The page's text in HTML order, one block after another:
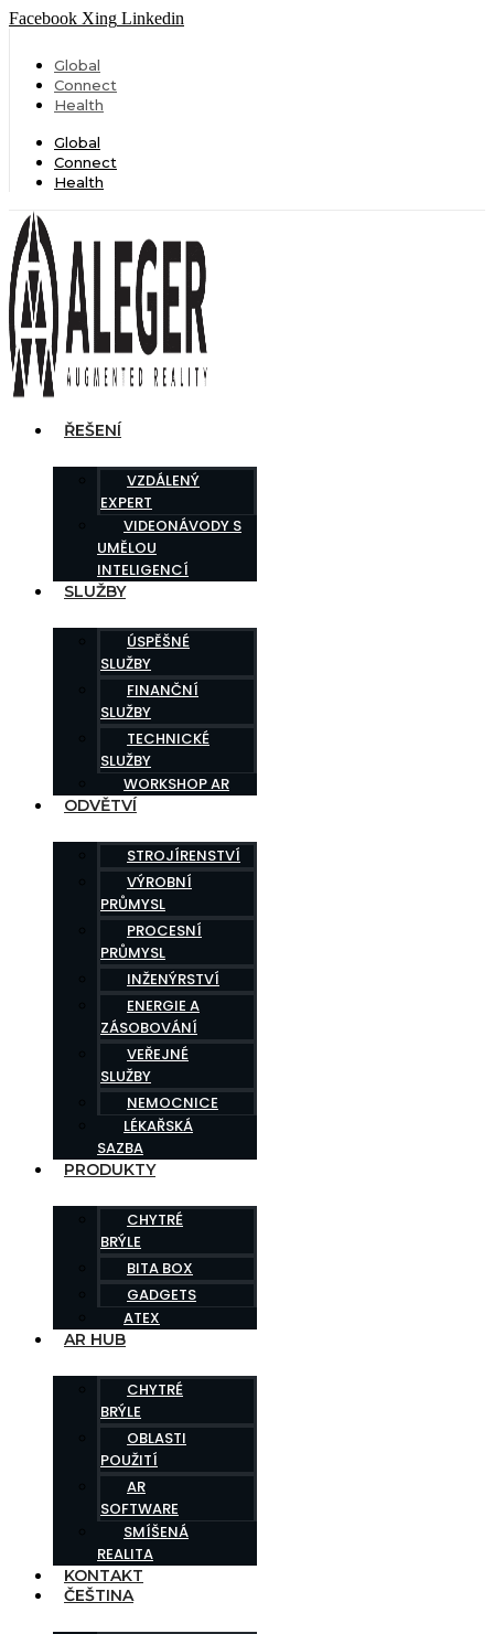
Facebook Xing Linkedin
Global
Connect
Health
Global
Connect
Health
ŘEŠENÍ
VZDÁLENÝ
EXPERT
VIDEONÁVODY S
UMĚLOU
INTELIGENCÍ
SLUŽBY
ÚSPĚŠNÉ
SLUŽBY
FINANČNÍ
SLUŽBY
TECHNICKÉ
SLUŽBY
WORKSHOP AR
ODVĚTVÍ
STROJÍRENSTVÍ
VÝROBNÍ
PRŮMYSL
PROCESNÍ
PRŮMYSL
INŽENÝRSTVÍ
ENERGIE A
ZÁSOBOVÁNÍ
VEŘEJNÉ
SLUŽBY
NEMOCNICE
LÉKAŘSKÁ
SAZBA
PRODUKTY
CHYTRÉ
BRÝLE
BITA BOX
GADGETS
ATEX
AR HUB
CHYTRÉ
BRÝLE
OBLASTI
POUŽITÍ
AR
SOFTWARE
SMÍŠENÁ
REALITA
KONTAKT
ČEŠTINA